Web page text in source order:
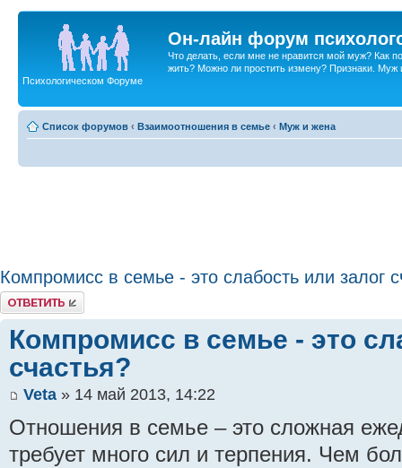
Он-лайн форум
Что делать, если мне не нравится мой муж? Как
жить? Можно ли простить измену? Признаки. Муж
Психологическом Форуме
Список форумов ‹ Взаимоотношения в семье ‹ Муж и жена
Компромисс в семье - это слабость или залог
Ответить
Компромисс в семье - это
счастья?
Veta » 14 май 2013, 14:22
Отношения в семье – это сложная
требует много сил и терпения. Чем